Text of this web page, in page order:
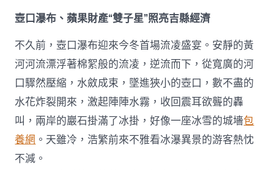
網〉
中
壺口瀑布、蘋果財產“雙子星”照亮吉縣經濟
不久前，壺口瀑布迎來今冬首場流凌盛宴。安靜的黃
河河流漂浮著棉絮般的流凌，逆流而下，從寬廣的河
口驟然壓縮，水斂成束，墜進狹小的壺口，數不盡的
水花炸裂開來，激起陣陣水霧，收回震耳欲聾的轟
叫，兩岸的巖石掛滿了冰掛，好像一座冰雪的城墻包
養網 。天雖冷，浩繁前來不雅看冰瀑異景的游客熱忱
不減。